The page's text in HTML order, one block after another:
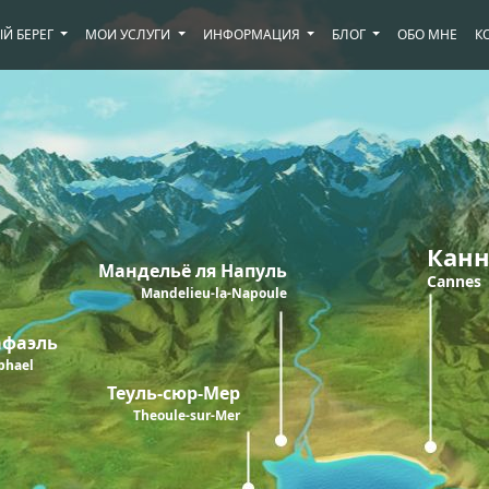
БЕРЕГ МОИ УСЛУГИ ИНФОРМАЦИЯ БЛОГ ОБО МНЕ
Теуль-сюр-Мер
Theoule-sur-Mer
Мандельё ля Напуль
Mandelieu-la-Napoule
Cannes